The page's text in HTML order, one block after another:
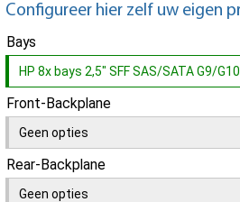
Configureer hier zelf uw eigen
Bays
HP 8x bays 2,5" SFF SAS/SATA G9/
Front-Backplane
Geen opties
Rear-Backplane
Geen opties